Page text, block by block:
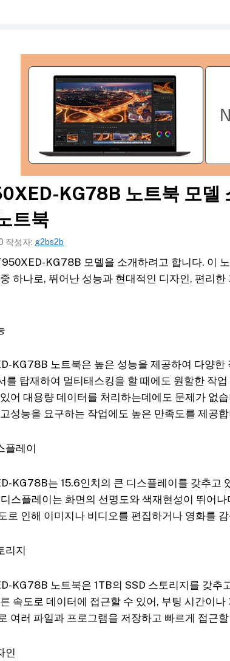
KG78B 노트북 모델
트북
작성자: g2bs2b
KG78B 모델을 소개하려고 합니다. 이
하나로, 뛰어난 성능과 현대적인 디자인, 편리
KG78B 노트북은 높은 성능을 제공하여 다양한
를 탑재하여 멀티태스킹을 할 때에도 원할한 작
어 대용량 데이터를 처리하는데에도 문제가 없
성능을 요구하는 작업에도 높은 만족도를 제공
플레이
KG78B는 15.6인치의 큰 디스플레이를 갖추고
스플레이는 화면의 선명도와 색재현성이 뛰어
로 인해 이미지나 비디오를 편집하거나 영화를
리지
KG78B 노트북은 1TB의 SSD 스토리지를 갖추
속도로 데이터에 접근할 수 있어, 부팅 시간이
여러 파일과 프로그램을 저장하고 빠르게 접근
인